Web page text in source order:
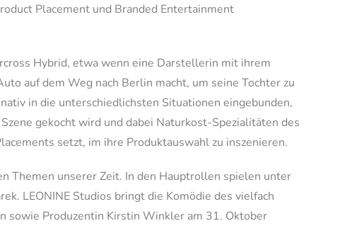
Placement und Branded Entertainment
Hybrid, etwa wenn eine Darstellerin mit ihrem
auf dem Weg nach Berlin macht, um seine Tochter zu
in die unterschiedlichsten Situationen eingebunden,
gekocht wird und dabei Naturkost-Spezialitäten des
setzt, im ihre Produktauswahl zu inszenieren.
Themen unserer Zeit. In den Hauptrollen spielen unter
LEONINE Studios bringt die Komödie des vielfach
sowie Produzentin Kirstin Winkler am 31. Oktober